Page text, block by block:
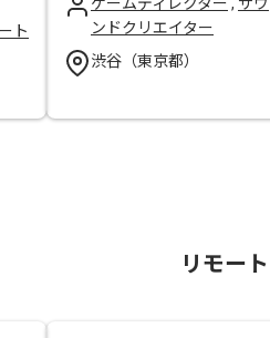
ト
ンドクリエイター
渋谷（東京都）
リモー